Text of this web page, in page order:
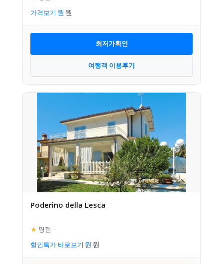
가격보기
최저가확인
여행객 이용후기
Poderino della Lesca
★ 평점 –
할인특가 바로보기